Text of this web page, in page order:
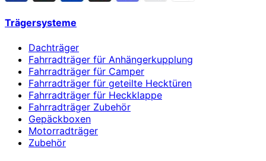
Trägersysteme
Dachträger
Fahrradträger für Anhängerkupplung
Fahrradträger für Camper
Fahrradträger für geteilte Hecktüren
Fahrradträger für Heckklappe
Fahrradträger Zubehör
Gepäckboxen
Motorradträger
Zubehör